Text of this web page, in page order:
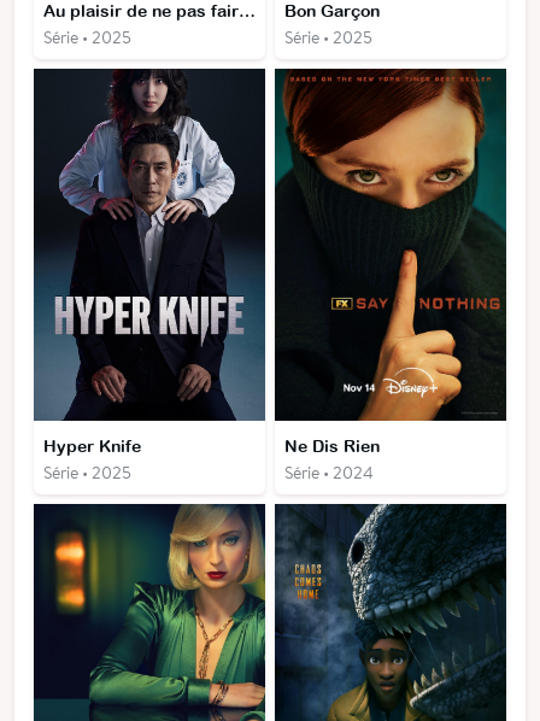
Au plaisir de ne pas faire ta connaissance
Série • 2025
Bon Garçon
Série • 2025
Hyper Knife
Série • 2025
Ne Dis Rien
Série • 2024